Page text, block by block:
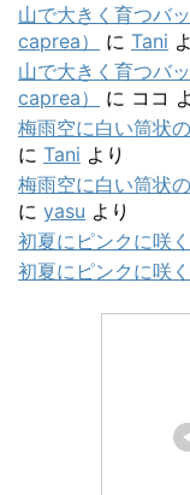
山で大きく育つバ
caprea）
に Tani
山で大きく育つバ
caprea）
に ココ
梅雨空に白い筒状
に Tani より
梅雨空に白い筒状
に yasu より
初夏にピンクに咲
初夏にピンクに咲